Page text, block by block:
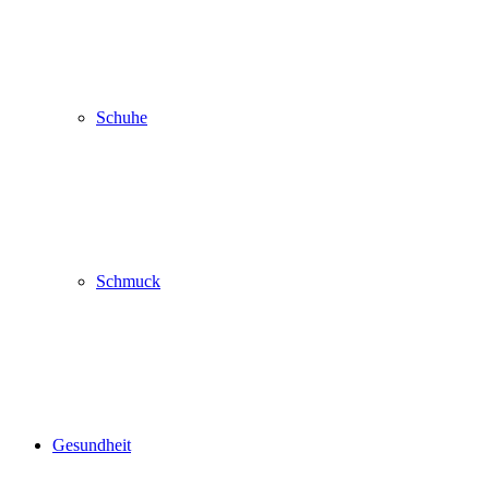
Schuhe
Schmuck
Gesundheit